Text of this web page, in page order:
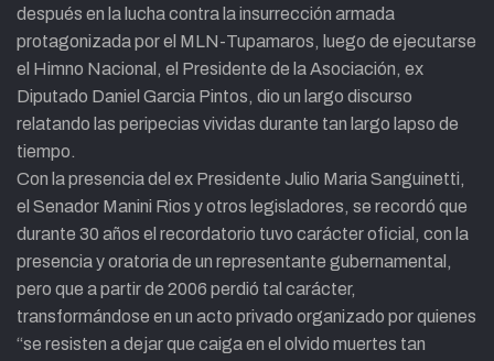
después en la lucha contra la insurrección armada
protagonizada por el MLN-Tupamaros, luego de ejecutarse
el Himno Nacional, el Presidente de la Asociación, ex
Diputado Daniel Garcia Pintos, dio un largo discurso
relatando las peripecias vividas durante tan largo lapso de
tiempo.
Con la presencia del ex Presidente Julio Maria Sanguinetti,
el Senador Manini Rios y otros legisladores, se recordó que
durante 30 años el recordatorio tuvo carácter oficial, con la
presencia y oratoria de un representante gubernamental,
pero que a partir de 2006 perdió tal carácter,
transformándose en un acto privado organizado por quienes
“se resisten a dejar que caiga en el olvido muertes tan